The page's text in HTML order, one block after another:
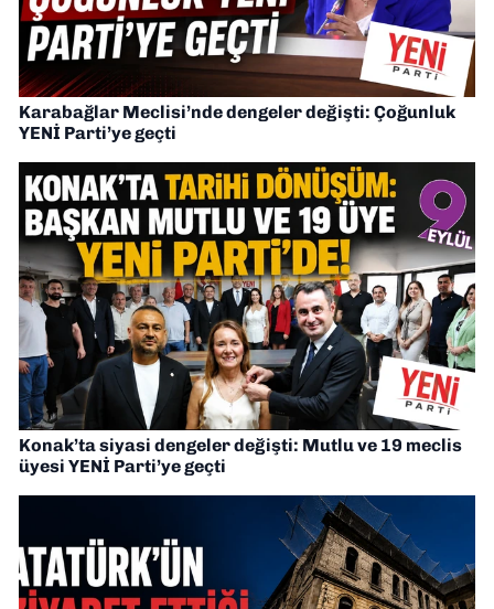
Karabağlar Meclisi’nde dengeler değişti: Çoğunluk
YENİ Parti’ye geçti
Konak’ta siyasi dengeler değişti: Mutlu ve 19 meclis
üyesi YENİ Parti’ye geçti